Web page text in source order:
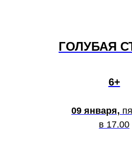
ГОЛУБАЯ
6+
09 января,
в 17.00